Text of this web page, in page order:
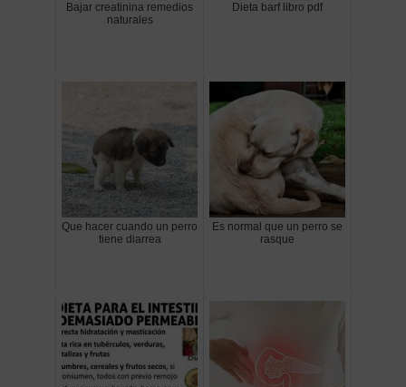
Bajar creatinina remedios
naturales
Dieta barf libro pdf
Que hacer cuando un perro
tiene diarrea
Es normal que un perro se
rasque